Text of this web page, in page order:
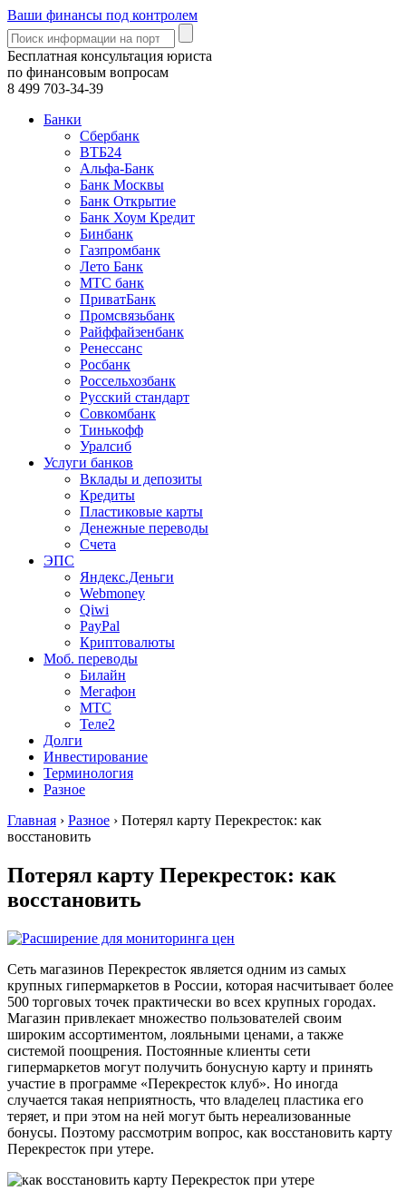
Ваши финансы под контролем
Бесплатная консультация юриста
по финансовым вопросам
8 499 703-34-39
Банки
Сбербанк
ВТБ24
Альфа-Банк
Банк Москвы
Банк Открытие
Банк Хоум Кредит
Бинбанк
Газпромбанк
Лето Банк
МТС банк
ПриватБанк
Промсвязьбанк
Райффайзенбанк
Ренессанс
Росбанк
Россельхозбанк
Русский стандарт
Совкомбанк
Тинькофф
Уралсиб
Услуги банков
Вклады и депозиты
Кредиты
Пластиковые карты
Денежные переводы
Счета
ЭПС
Яндекс.Деньги
Webmoney
Qiwi
PayPal
Криптовалюты
Моб. переводы
Билайн
Мегафон
МТС
Теле2
Долги
Инвестирование
Терминология
Разное
Главная › Разное › Потерял карту Перекресток: как
восстановить
Потерял карту Перекресток: как
восстановить
Сеть магазинов Перекресток является одним из самых
крупных гипермаркетов в России, которая насчитывает более
500 торговых точек практически во всех крупных городах.
Магазин привлекает множество пользователей своим
широким ассортиментом, лояльными ценами, а также
системой поощрения. Постоянные клиенты сети
гипермаркетов могут получить бонусную карту и принять
участие в программе «Перекресток клуб». Но иногда
случается такая неприятность, что владелец пластика его
теряет, и при этом на ней могут быть нереализованные
бонусы. Поэтому рассмотрим вопрос, как восстановить карту
Перекресток при утере.